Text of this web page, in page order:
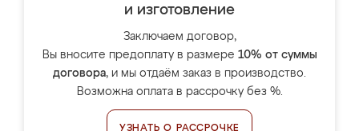
и изготовление
Заключаем договор,
Вы вносите предоплату в размере 10% от суммы
договора, и мы отдаём заказ в производство.
Возможна оплата в рассрочку без %.
УЗНАТЬ О РАССРОЧКЕ